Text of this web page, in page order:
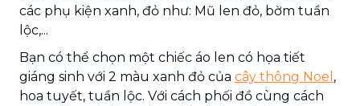
các phụ kiện xanh, đỏ như: Mũ len đỏ, bờm tuần
lộc,...
Bạn có thể chọn một chiếc áo len có họa tiết
giáng sinh với 2 màu xanh đỏ của cây thông Noel ,
hoa tuyết, tuần lộc. Với cách phối đồ cùng cách